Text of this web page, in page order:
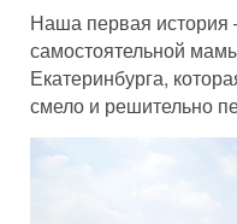
Наша первая история
самостоятельной
Екатеринбурга,
смело и решительно